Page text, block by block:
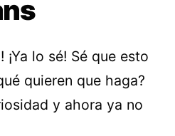
¡Ya lo sé! Sé que esto
quieren que haga?
y ahora ya no